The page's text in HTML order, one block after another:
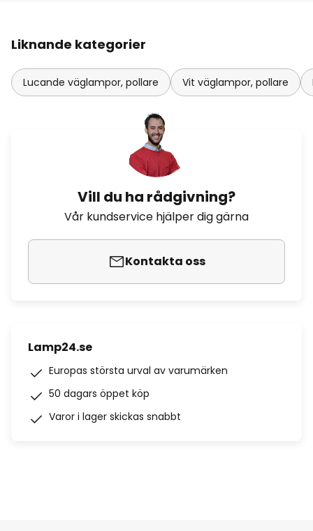
Liknande kategorier
Lucande väglampor, pollare Vit väglampor, pollare
Vill du ha rådgivning?
Vår kundservice hjälper dig gärna
Kontakta oss
Lamp24.se
Europas största urval av varumärken
50 dagars öppet köp
Varor i lager skickas snabbt